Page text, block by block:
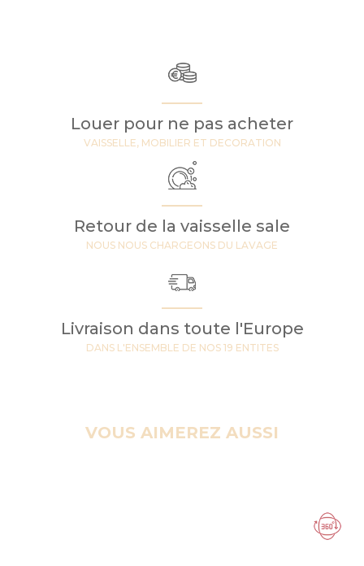
Louer pour ne pas acheter
VAISSELLE, MOBILIER ET DECORATION
Retour de la vaisselle sale
NOUS NOUS CHARGEONS DU LAVAGE
Livraison dans toute l'Europe
DANS L'ENSEMBLE DE NOS 19 ENTITES
VOUS AIMEREZ AUSSI